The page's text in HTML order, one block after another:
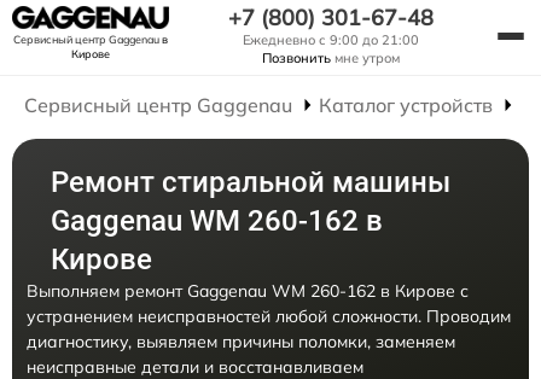
Сервисный центр Gaggenauв
Кирове
+7 (800) 301-67-48
Ежедневно с 9:00 до 21:00
Позвонить мне утром
Сервисный центр Gaggenau Каталог устройств
Ремонт стиральной машины
Gaggenau WM 260-162 в
Кирове
Выполняем ремонт Gaggenau WM 260-162 в Кирове с
устранением неисправностей любой сложности. Проводим
диагностику, выявляем причины поломки, заменяем
неисправные детали и восстанавливаем